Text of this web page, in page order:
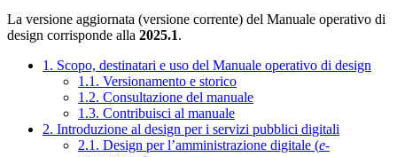
La versione aggiornata (versione corrente) del Manuale operativo di
design corrisponde alla 2025.1.
1. Scopo, destinatari e uso del Manuale operativo di design
1.1. Versionamento e storico
1.2. Consultazione del manuale
1.3. Contribuisci al manuale
2. Introduzione al design per i servizi pubblici digitali
2.1. Design per l’amministrazione digitale (e-